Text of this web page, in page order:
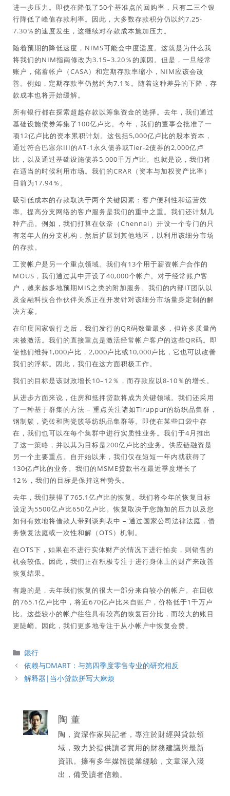
进一步压力。即使在降低了50个基准点的回购率，只有二三个银
行降低了峰值存款利率。因此，大多数存款积分仍以约7.25-
7.30％的速度发生，这继续对存款成本施加压力。
随着预期的降低速度，NIMS可能会中度适度。这就是为什么我
将我们的NIM指南修改为3.15–3.20％的原因。但是，一旦经常
账户，储蓄帐户（CASA）和定期存款率缩小，NIM应该会改
善。例如，定期存款率仍然约为7.1％。随着这种差异的下降，存
款成本也将开始缓解。
所有银行都在探索超越存款以筹集资金的选择。去年，我们通过
基础设施债券筹集了100亿卢比。今年，我们的董事会批准了一
项12亿卢比的资本累积计划。这包括5,000亿卢比的股本资本，
通过符合巴塞尔III的AT-1永久债券或Tier-2债券的2,000亿卢
比，以及通过基础设施债券5,000千万卢比。也就是说，我们将
在适当的时候利用市场。我们的CRAR（资本与加权资产比率）
目前为17.94％。
吸引低成本的存款取决于两个关键因素：客户便利性和运营效
率。提高分支网络的客户服务是我们的重中之重。我们还计划几
种产品。例如，我们打算在钦奈（Chennai）开设一个专门的只
有老年人的分支机构，然后扩展到其他地区，以利用该细分市场
的存款。
工资帐户是另一个重点领域。我们有13个用于薪资帐户合作的
MOUS，我们通过其中开设了40,000个帐户。对于经常账户客
户，越来越多地预期MIS之类的附加服务。我们的内部IT团队以
及金融科技合作伙伴关系正在开发针对该细分市场量身定制的解
决方案。
在印度国家银行之后，我们发行的QR码数量最多，但许多质量尚
未被激活。我们的直接重点是激活经常帐户客户的这些QR码。即
使他们维持1,000卢比，2,000卢比或10,000卢比，它也可以改善
我们的浮标。因此，我们在这方面积极工作。
我们的目标是该财政增长10–12％，而存款应以8-10％的增长。
从进步方面来说，住房和抵押贷款将成为关键领域。我们还采用
了一种基于群集的方法 – 重点关注诸如Tiruppur的纺织品集群，
钢制簇，瓷砖和陶瓷簇等纺织品集群等。即使在某些口袋中存
在，我们也可以在每个集群中进行实质性业务。我们于4月推出
了这一策略，并以其为目标是200亿卢比的业务。供应链融资是
另一个主要重点。自开始以来，我们仅在短短一年内就获得了
130亿卢比的业务。我们的MSME贷款书在最近季度增长了
12％，我们的目标是保持这种势头。
去年，我们获得了765.1亿卢比的恢复。我们将今年的恢复目标
设定为5500亿卢比650亿卢比。恢复取决于您施加的压力以及您
如何有效地将借款人带到谈判表中 – 通过国家公司法律法庭，债
务恢复法庭或一次性和解（OTS）机制。
在OTS下，如果在不进行实体财产的情况下进行拍卖，则销售的
机会较低。因此，我们正在积极专注于进行身体上的财产来改善
恢复结果。
有趣的是，去年我们恢复的很大一部分来自较小的帐户。在回收
的765.1亿卢比中，将近670亿卢比来自账户，价格低于1千万卢
比。这些较小的帐户往往具有较高的恢复百分比，而较大的账目
更陡峭。因此，我们更多地专注于从小帐户中恢复会费。
分
類
銀行
依赖与DMART：与第四季度零售专业的研究相反
解释器|当小贷款拼写大麻烦
陶 董
陶，資深作家與記者，專注於財經與貸款領
域，致力於提供讀者實用的財務建議與最新
資訊。擁有多年媒體從業經驗，文章深入淺
出，備受讀者信賴。